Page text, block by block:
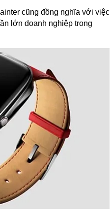
cũng đồng nghĩa với việc
lớn doanh nghiệp trong